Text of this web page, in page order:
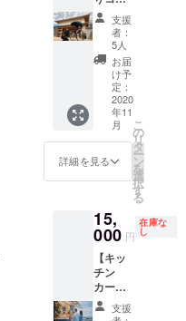
為に、
若干の
値上げ
をして
おりま
す。今
回はお
花の手
配も致
します
ので何
せ。）
有効期
限：
2020年
11月〜
2021年
4月 ＊
げます
＊商品
提供予
定：12
月〜2月
ス】絵
になる
水戸プ
ロジェ
クトの
イベン
トで、
大切な
人を乗
せて、
人力車
を引け
る権
（写真&
動画&俥
夫のサ
ポート
付き）
恋人や
奥様、
お父様
お母
支援
者：
5人
お届
け予
定：
2020
年11
月
詳細を見る
こ
の
リ
タ
ー
ン
を
選
択
す
る
15,
000 円
在庫な
し
【キッ
チン
カーク
ルー
コー支援